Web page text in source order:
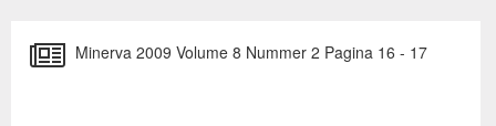
Minerva 2009 Volume 8 Nummer 2 Pagina 16 - 17